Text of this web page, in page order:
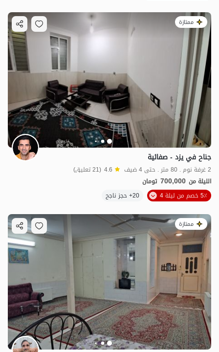
1.5مليون ت 4.9
ممتازة
جناح في يزد - صفائية
2 غرفة نوم . 80 متر . حتى 4 ضيف 4.6 (21 تعليق)
الليلة من 700,000 تومان
5٪ خصم من ليلة 4
20+ حجز ناجح
ممتازة